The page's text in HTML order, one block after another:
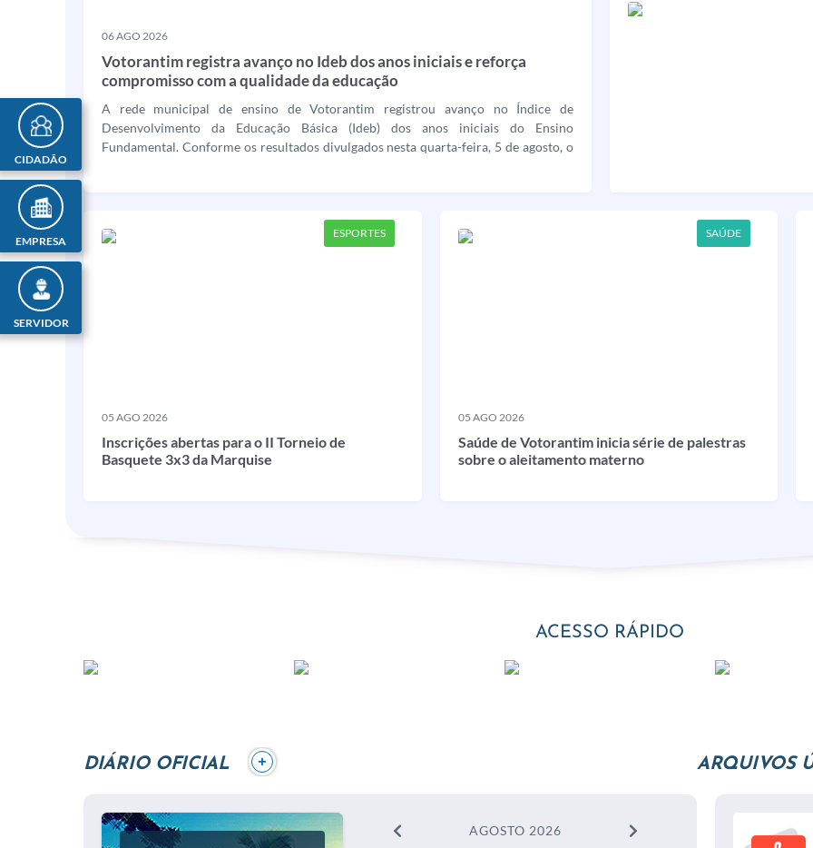
CIDADÃO
EMPRESA
SERVIDOR
06 AGO 2026
Votorantim registra avanço no Ideb dos anos iniciais e reforça
compromisso com a qualidade da educação
A rede municipal de ensino de Votorantim registrou avanço no Índice de
Desenvolvimento da Educação Básica (Ideb) dos anos iniciais do Ensino
Fundamental. Conforme os resultados divulgados nesta quarta-feira, 5 de agosto, o
ESPORTES
05 AGO 2026
Inscrições abertas para o II Torneio de
Basquete 3x3 da Marquise
SAÚDE
05 AGO 2026
Saúde de Votorantim inicia série de palestras
sobre o aleitamento materno
ACESSO RÁPIDO
DIÁRIO OFICIAL +
AGOSTO 2026
ARQUIVOS